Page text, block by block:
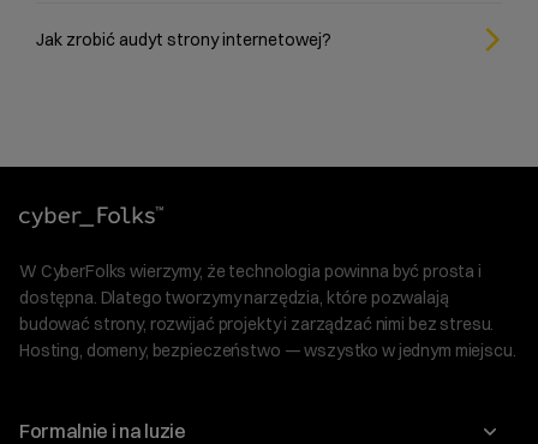
Jak zrobić audyt strony internetowej?
W CyberFolks wierzymy, że technologia powinna być prosta i
dostępna. Dlatego tworzymy narzędzia, które pozwalają
budować strony, rozwijać projekty i zarządzać nimi bez stresu.
Hosting, domeny, bezpieczeństwo — wszystko w jednym miejscu.
Formalnie i na luzie